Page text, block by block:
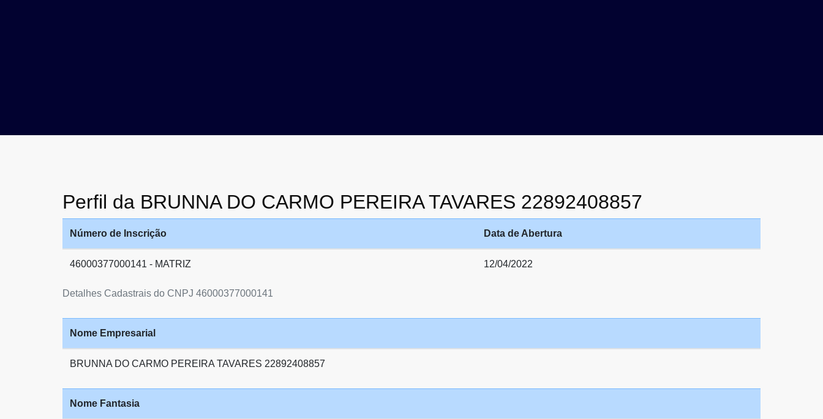
Perfil da BRUNNA DO CARMO PEREIRA TAVARES 22892408857
Detalhes Cadastrais do CNPJ 46000377000141
Número de Inscrição Data de Abertura
46000377000141 - MATRIZ 12/04/2022
Nome Empresarial
BRUNNA DO CARMO PEREIRA TAVARES 22892408857
Nome Fantasia